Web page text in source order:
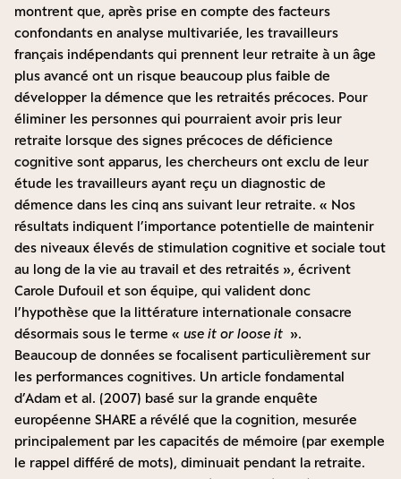
montrent que, après prise en compte des facteurs
confondants en analyse multivariée, les travailleurs
français indépendants qui prennent leur retraite à un âge
plus avancé ont un risque beaucoup plus faible de
développer la démence que les retraités précoces. Pour
éliminer les personnes qui pourraient avoir pris leur
retraite lorsque des signes précoces de déficience
cognitive sont apparus, les chercheurs ont exclu de leur
étude les travailleurs ayant reçu un diagnostic de
démence dans les cinq ans suivant leur retraite. « Nos
résultats indiquent l’importance potentielle de maintenir
des niveaux élevés de stimulation cognitive et sociale tout
au long de la vie au travail et des retraités », écrivent
Carole Dufouil et son équipe, qui valident donc
l’hypothèse que la littérature internationale consacre
désormais sous le terme « use it or loose it ».
Beaucoup de données se focalisent particulièrement sur
les performances cognitives. Un article fondamental
d’Adam et al. (2007) basé sur la grande enquête
européenne SHARE a révélé que la cognition, mesurée
principalement par les capacités de mémoire (par exemple
le rappel différé de mots), diminuait pendant la retraite.